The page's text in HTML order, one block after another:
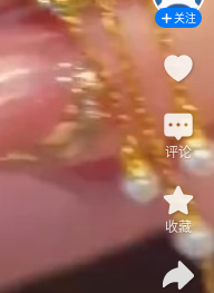
关注
评论
收藏